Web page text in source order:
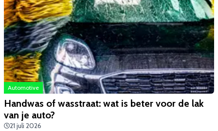
Automotive
Handwas of wasstraat: wat is beter voor de lak
van je auto?
21 juli 2026